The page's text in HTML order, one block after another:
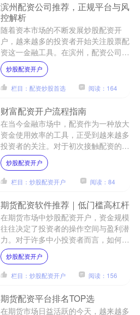
滨州配资公司推荐，正规平台与风
控解析
随着资本市场的不断发展炒股配资开
户，越来越多的投资者开始关注股票配
资这一金融工具。在滨州，配资公司如
雨后春笋般涌现，但如何选择一家正
规、安全的配资平台，成为投资....
炒股配资开户
栏目：配资炒股首选 阅读：164
财富配资开户流程指南
在当今金融市场中，配资作为一种放大
资金使用效率的工具，正受到越来越多
投资者的关注。对于初次接触配资的朋
友来说炒股配资开户，了解开户流程是
迈出投资第一步的关键。本....
炒股配资开户
栏目：炒股配资开户 阅读：84
期货配资软件推荐｜低门槛高杠杆
在期货市场中炒股配资开户，资金规模
往往决定了投资者的操作空间与盈利潜
力。对于许多中小投资者而言，如何用
有限的资金撬动更大的交易机会，成为
实现收益增长的关键。近年....
炒股配资开户
栏目：炒股配资开户 阅读：156
期货配资平台排名TOP选
在期货市场日益活跃的今天，越来越多